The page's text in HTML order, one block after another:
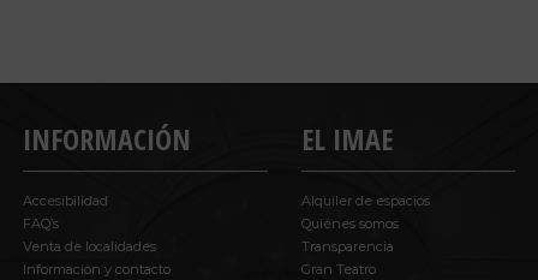
INFORMACIÓN
Accesibilidad
FAQ’s
Venta de localidades
Información y contacto
EL IMAE
Alquiler de espacios
Quiénes somos
Transparencia
Gran Teatro